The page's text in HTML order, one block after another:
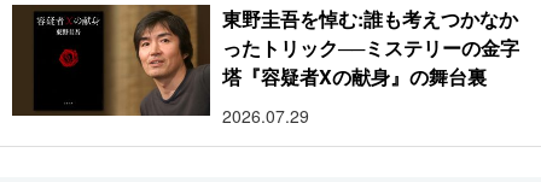
東野圭吾を悼む:誰も考えつかなか
ったトリック──ミステリーの金字
塔『容疑者Xの献身』の舞台裏
2026.07.29